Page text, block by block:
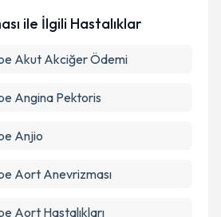
ile İlgili Hastalıklar
Akut Akciğer Ödemi
Angina Pektoris
Anjio
Aort Anevrizması
Aort Hastalıkları